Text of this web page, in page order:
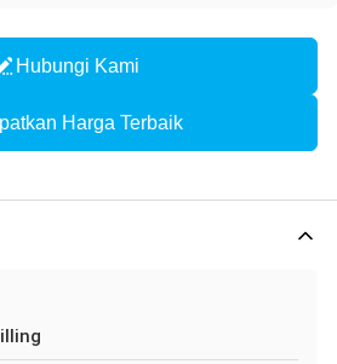
Hubungi Kami
Harga Terbaik